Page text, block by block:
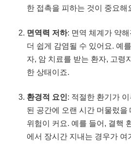
한 접촉을 피하는 것이 중요해
면역력 저하: 면역 체계가 약
더 쉽게 감염될 수 있어요. 예
자, 암 치료를 받는 환자, 고령
한 상태이죠.
환경적 요인: 적절한 환기가
된 공간에 오랜 시간 머물렀을
위험이 커요. 예를 들어, 결핵
에서 장시간 지내는 경우가 여